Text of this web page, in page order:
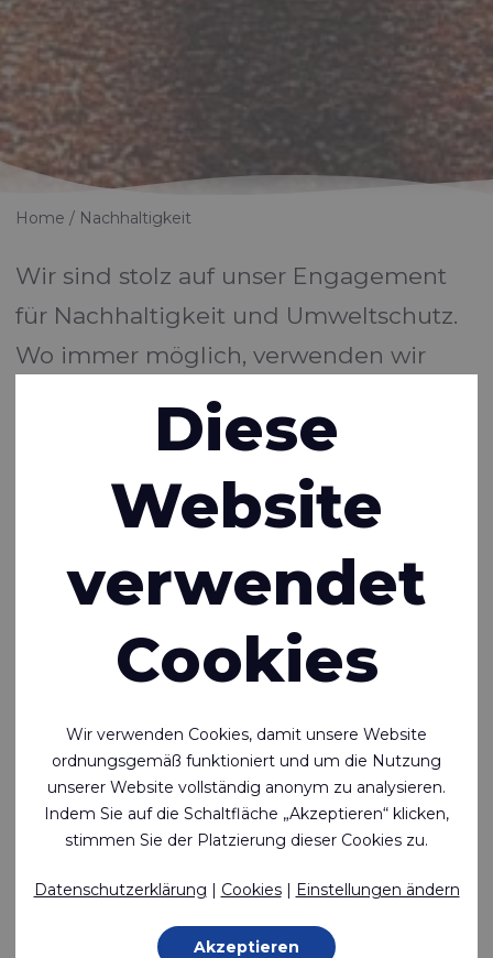
Home Nachhaltigkeit
Wir sind stolz auf unser Engagement
für Nachhaltigkeit und Umweltschutz.
Wo immer möglich, verwenden wir
umweltfreundliche Materialien und
Verfahren und bemühen uns, Abfall zu
Umweltbelastung zu minimieren. Auf
dieser Seite erfahren Sie, welche
Maßnahmen wir ergreifen, um unseren
ökologischen Fußabdruck zu
verringern.
Zirkularität als Ausgangspunkt
Rivertex Technical Fabrics engagiert sich für die
Entwicklung von Produkten, die länger halten, aus
recycelten Materialien bestehen und recycelbar sind. Ohne
von Stoffen liegt in der Zurücknnahme des Abfalls durch die
Wir entwickeln Produkte aus Materialien, die am häufigsten
Diese
Website
verwendet
Cookies
Wir verwenden Cookies, damit unsere Website
ordnungsgemäß funktioniert und um die Nutzung
unserer Website vollständig anonym zu analysieren.
Indem Sie auf die Schaltfläche „Akzeptieren“ klicken,
stimmen Sie der Platzierung dieser Cookies zu.
Datenschutzerklärung | Cookies| Einstellungen ändern
Akzeptieren